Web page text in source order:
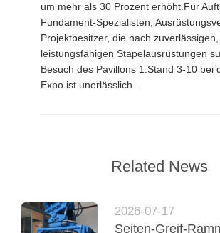
um mehr als 30 Prozent erhöht.Für
Fundament-Spezialisten,
Projektbesitzer, die nach zuverlässigen,
leistungsfähigen Stapelausrüstungen
Besuch des Pavillons 1.Stand 3-10 bei
Expo ist unerlässlich..
Related News
2026-07-17
Seiten-Greif-